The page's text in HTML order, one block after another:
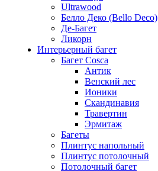
Ultrawood
Белло Деко (Bello Deco)
Де-Багет
Ликорн
Интерьерный багет
Багет Cosca
Антик
Венский лес
Ионики
Скандинавия
Травертин
Эрмитаж
Багеты
Плинтус напольный
Плинтус потолочный
Потолочный багет